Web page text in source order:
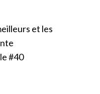
et les
#40